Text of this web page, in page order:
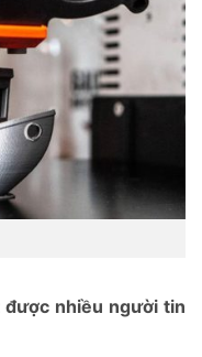
nhiều người tin